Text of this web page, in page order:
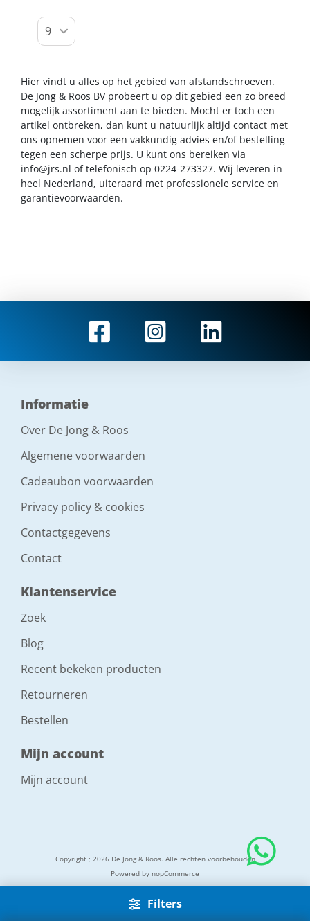
Filters
Hier vindt u alles op het gebied van afstandschroeven.
De Jong & Roos BV probeert u op dit gebied een zo breed
mogelijk assortiment aan te bieden. Mocht er toch een
artikel ontbreken, dan kunt u natuurlijk altijd contact met
ons opnemen voor een vakkundig advies en/of bestelling
tegen een scherpe prijs. U kunt ons bereiken via
info@jrs.nl of telefonisch op 0224-273327. Wij leveren in
heel Nederland, uiteraard met professionele service en
garantievoorwaarden.
Informatie
Over De Jong & Roos
Algemene voorwaarden
Cadeaubon voorwaarden
Privacy policy & cookies
Contactgegevens
Contact
Klantenservice
Zoek
Blog
Recent bekeken producten
Retourneren
Bestellen
Mijn account
Mijn account
Copyright ; 2026 De Jong & Roos. Alle rechten voorbehouden
Powered by nopCommerce